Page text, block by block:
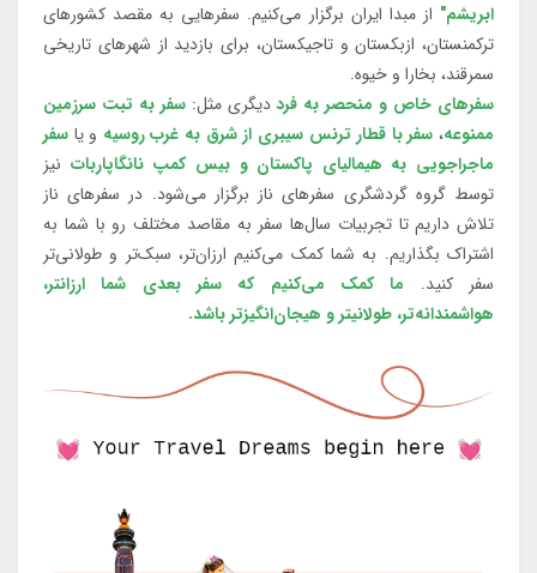
ابریشم" از مبدا ایران برگزار می‌کنیم. سفرهایی به مقصد کشورهای
ترکمنستان، ازبکستان و تاجیکستان، برای بازدید از شهرهای تاریخی
سمرقند، بخارا و خیوه.
سفرهای خاص و منحصر به فرددیگری مثل:سفر به تبت سرزمین
ممنوعه، سفر با قطار ترنس سیبری از شرق به غرب روسیه و یا سفر
ماجراجویی به هیمالیای پاکستان و بیس کمپ نانگاپاربات نیز
توسط گروه گردشگری سفرهای ناز برگزار می‌شود. در سفرهای ناز
تلاش داریم تا تجربیات سال‌ها سفر به مقاصد مختلف رو با شما به
اشتراک بگذاریم. به شما کمک می‌کنیم ارزان‌تر، سبک‌تر و طولانی‌تر
سفر کنید. ما کمک می‌کنیم که سفر بعدی شما ارزانتر،
هواشمندانه‌تر، طولانی‎تر و هیجان‌انگیزتر باشد.